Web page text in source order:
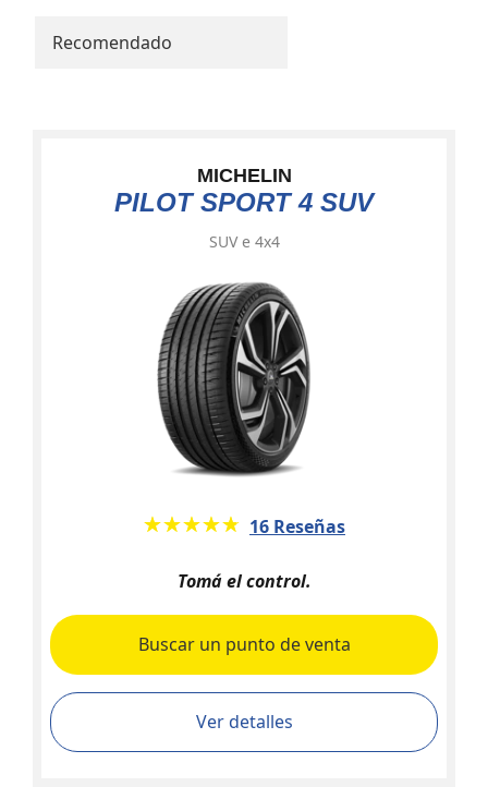
Recomendado
MICHELIN
PILOT SPORT 4 SUV
SUV e 4x4
★★★★★
☆☆☆☆☆ 16 Reseñas
Tomá el control.
Buscar un punto de venta
Ver detalles